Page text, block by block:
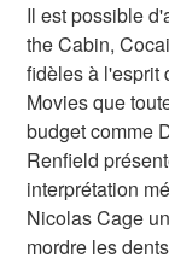
Il est possible
the Cabin,
fidèles à l'esprit
Movies que
budget comme
Renfield
interprétation
Nicolas Cage
mordre les